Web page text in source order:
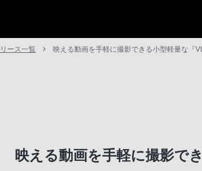
ース一覧 映える動画を手軽に撮影できる小型軽量な『
映える動画を手軽に撮影で